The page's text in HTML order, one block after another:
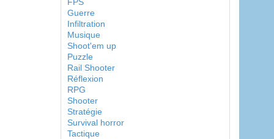
Guerre
Infiltration
Musique
Shoot'em up
Puzzle
Rail Shooter
Réflexion
RPG
Shooter
Stratégie
Survival horror
Tactique